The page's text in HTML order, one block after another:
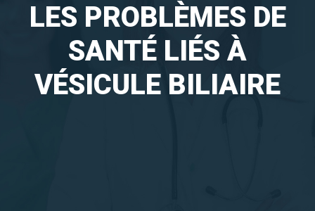
LES PROBLÈMES DE
SANTÉ LIÉS À
VÉSICULE BILIAIRE